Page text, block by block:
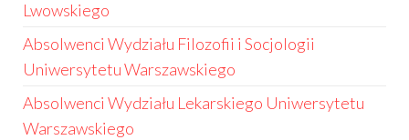
Lwowskiego
Absolwenci Wydziału Filozofii i Socjologii
Uniwersytetu Warszawskiego
Absolwenci Wydziału Lekarskiego Uniwersytetu
Warszawskiego